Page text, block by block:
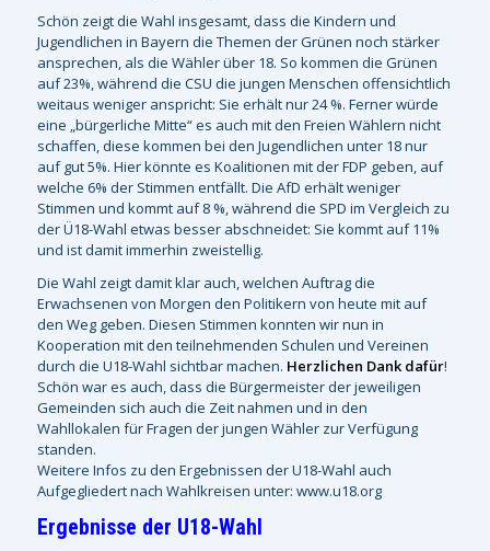
Schön zeigt die Wahl insgesamt, dass die Kindern und
Jugendlichen in Bayern die Themen der Grünen noch stärker
ansprechen, als die Wähler über 18. So kommen die Grünen
auf 23%, während die CSU die jungen Menschen offensichtlich
weitaus weniger anspricht: Sie erhält nur 24 %. Ferner würde
eine „bürgerliche Mitte“ es auch mit den Freien Wählern nicht
schaffen, diese kommen bei den Jugendlichen unter 18 nur
auf gut 5%. Hier könnte es Koalitionen mit der FDP geben, auf
welche 6% der Stimmen entfällt. Die AfD erhält weniger
Stimmen und kommt auf 8 %, während die SPD im Vergleich zu
der Ü18-Wahl etwas besser abschneidet: Sie kommt auf 11%
und ist damit immerhin zweistellig.
Die Wahl zeigt damit klar auch, welchen Auftrag die
Erwachsenen von Morgen den Politikern von heute mit auf
den Weg geben. Diesen Stimmen konnten wir nun in
Kooperation mit den teilnehmenden Schulen und Vereinen
durch die U18-Wahl sichtbar machen. Herzlichen Dank dafür!
Schön war es auch, dass die Bürgermeister der jeweiligen
Gemeinden sich auch die Zeit nahmen und in den
Wahllokalen für Fragen der jungen Wähler zur Verfügung
standen.
Weitere Infos zu den Ergebnissen der U18-Wahl auch
Aufgegliedert nach Wahlkreisen unter: www.u18.org
Ergebnisse der U18-Wahl